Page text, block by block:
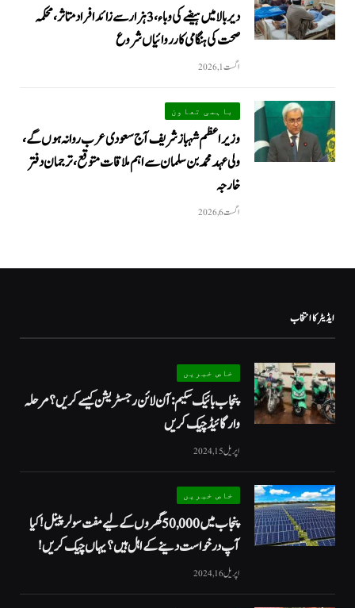
دیر بالا میں ہیضے کی وباء، 3 ہزار سے زائد افراد متاثر، محکمہ
صحت کی ہنگامی کارروائیاں شروع
اگست 1, 2026
باہمی تعاون
وزیراعظم شہباز شریف آج سعودی عرب روانہ ہوں گے،
ولی عہد محمد بن سلمان سے اہم ملاقات متوقع، ترجمان دفتر
خارجہ
اگست 6, 2026
ایڈیٹر کا انتخاب
خاص خبریں
پنجاب بائیک سکیم: آن لائن رجسٹریشن کیسے کریں؟ مرحلہ
وار گائیڈ چیک کریں
اپریل 15, 2024
خاص خبریں
پنجاب میں 50,000 گھروں کے لیے مفت سولر پینل! کیا
آپ درخواست دینے کے اہل ہیں؟ یہاں چیک کریں!
اپریل 16, 2024